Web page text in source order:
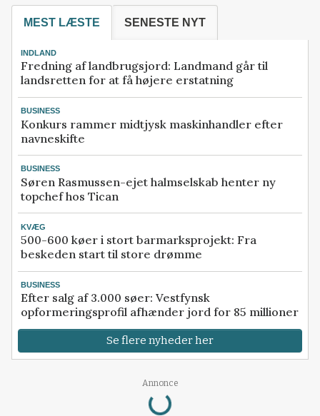
MEST LÆSTE SENESTE NYT
INDLAND
Fredning af landbrugsjord: Landmand går til
landsretten for at få højere erstatning
BUSINESS
Konkurs rammer midtjysk maskinhandler efter
navneskifte
BUSINESS
Søren Rasmussen-ejet halmselskab henter ny
topchef hos Tican
KVÆG
500-600 køer i stort barmarksprojekt: Fra
beskeden start til store drømme
BUSINESS
Efter salg af 3.000 søer: Vestfynsk
opformeringsprofil afhænder jord for 85 millioner
Se flere nyheder her
Annonce
Loading...